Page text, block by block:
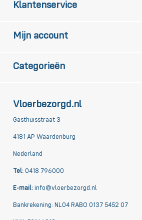
Vloerbezorgd.nl
Gasthuisstraat 3
4181 AP Waardenburg
Nederland
Tel: 0418 796000
E-mail: info@vloerbezorgd.nl
Bankrekening: NL04 RABO 0137 5452 07
Klantenservice
Mijn account
Categorieën